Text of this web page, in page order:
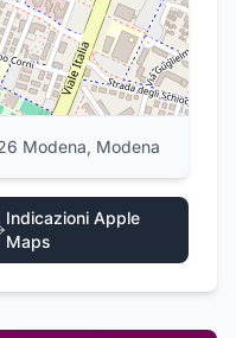
Modena, Modena
Indicazioni Apple
Maps